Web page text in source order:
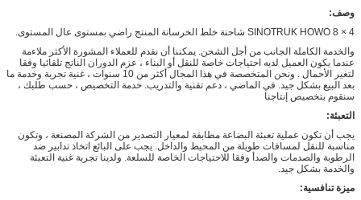
وصف:
SINOTRUK HOWO 8 × 4 شاحنة خلط الخرسانة المنتج راضي بمستوى عال المستوى.
والخدمة الكاملة الجانب من أجل الشحن. يمكننا أن نقدم للعملاء المشورة الأكثر ملاءمة
عندما يكون العميل لديه احتياجات خاصة للنقل أو البناء ، عزم الدوران الناتج تلقائيا وفقا
لتغير الأحمال
. ونحن المتخصصة في هذا المجال أكثر من 10 سنوات ، غنية تجربة وخدمة ما
بعد البيع بشكل جيد. في الماضي ، دعم تقنية والتدريب. خدمة التخصيص ، حسب طلبك ،
سنقوم بتخصيص إنتاجنا
التعبئة:
يجب أن تكون عملية تعبئة البضاعة مطابقة لمعيار التصدير من الشركة المصنعة ، وتكون
مناسبة للنقل لمسافات طويلة من المحيط والداخل. يجب على البائع اتخاذ تدابير ضد
الرطوبة والصدمات والصدأ وفقا للاحتياجات الخاصة للسلعة. ولدينا تجربة غنية التعبئة
والخدمة بشكل جيد.
ميزة تنافسية: